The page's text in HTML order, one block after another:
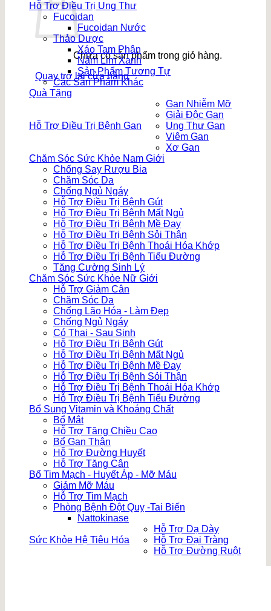
Chưa có sản phẩm trong giỏ hàng.
Quay trở lại cửa hàng
Hỗ Trợ Điều Trị Ung Thư
Fucoidan
Fucoidan Nước
Thảo Dược
Xáo Tam Phân
Nấm Lim Xanh
Sản Phẩm Tương Tự
Các Sản Phẩm Khác
Quà Tặng
Hỗ Trợ Điều Trị Bệnh Gan
Gan Nhiễm Mỡ
Giải Độc Gan
Ung Thư Gan
Viêm Gan
Xơ Gan
Chăm Sóc Sức Khỏe Nam Giới
Chống Say Rượu Bia
Chăm Sóc Da
Chống Ngủ Ngáy
Hỗ Trợ Điều Trị Bệnh Gút
Hỗ Trợ Điều Trị Bệnh Mất Ngủ
Hỗ Trợ Điều Trị Bệnh Mề Đay
Hỗ Trợ Điều Trị Bệnh Sỏi Thận
Hỗ Trợ Điều Trị Bệnh Thoái Hóa Khớp
Hỗ Trợ Điều Trị Bệnh Tiểu Đường
Tăng Cường Sinh Lý
Chăm Sóc Sức Khỏe Nữ Giới
Hỗ Trợ Giảm Cân
Chăm Sóc Da
Chống Lão Hóa - Làm Đẹp
Chống Ngủ Ngáy
Có Thai - Sau Sinh
Hỗ Trợ Điều Trị Bệnh Gút
Hỗ Trợ Điều Trị Bệnh Mất Ngủ
Hỗ Trợ Điều Trị Bệnh Mề Đay
Hỗ Trợ Điều Trị Bệnh Sỏi Thận
Hỗ Trợ Điều Trị Bệnh Thoái Hóa Khớp
Hỗ Trợ Điều Trị Bệnh Tiểu Đường
Bổ Sung Vitamin và Khoáng Chất
Bổ Mắt
Hỗ Trợ Tăng Chiều Cao
Bổ Gan Thận
Hỗ Trợ Đường Huyết
Hỗ Trợ Tăng Cân
Bổ Tim Mạch - Huyết Áp - Mỡ Máu
Giảm Mỡ Máu
Hỗ Trợ Tim Mạch
Phòng Bệnh Đột Quỵ -Tai Biến
Nattokinase
Sức Khỏe Hệ Tiêu Hóa
Hỗ Trợ Dạ Dày
Hỗ Trợ Đại Tràng
Hỗ Trợ Đường Ruột